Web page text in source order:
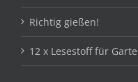
Richtig gießen!
12 x Lesestoff für